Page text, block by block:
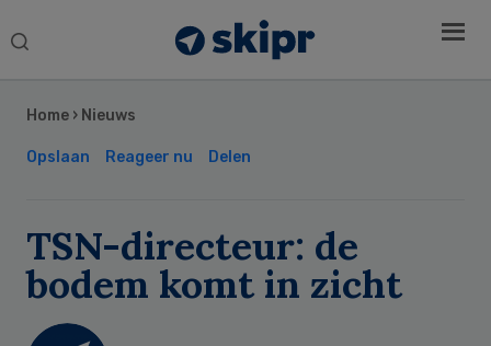
Search
Home › Nieuws
Opslaan Reageer nu Delen
TSN-directeur: de
bodem komt in zicht
Sidebar